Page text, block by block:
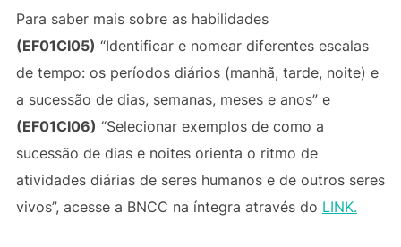
Para saber mais sobre as habilidades
(EF01CI05) “Identificar e nomear diferentes escalas
de tempo: os períodos diários (manhã, tarde, noite) e
a sucessão de dias, semanas, meses e anos” e
(EF01CI06) “Selecionar exemplos de como a
sucessão de dias e noites orienta o ritmo de
atividades diárias de seres humanos e de outros seres
vivos”, acesse a BNCC na íntegra através do LINK.